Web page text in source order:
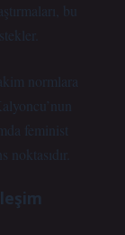
bu
normlara
feminist